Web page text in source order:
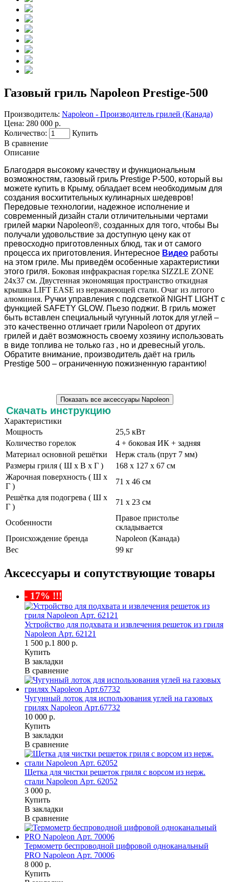
Газовый гриль Napoleon Prestige-500
Производитель: Napoleon - Производитель грилей (Канада)
Цена: 280 000 р.
Количество:
Купить
В сравнение
Описание
Благодаря высокому качеству и функциональным
возможностям, газовый гриль Prestige P-500, который вы
можете купить в Крыму, обладает всем необходимым для
создания восхитительных кулинарных шедевров!
Передовые технологии, надежное исполнение и
современный дизайн стали отличительными чертами
грилей марки Napoleon®, созданных для того, чтобы Вы
получали удовольствие за доступную цену как от
превосходно приготовленных блюд, так и от самого
процесса их приготовления. Интересное Видео работы
на этом гриле. Мы приведём особенные характеристики
этого гриля. Боковая инфракрасная горелка SIZZLE ZONE
24х37 см. Двустенная экономящая пространство откидная
крышка LIFT EASE из нержавеющей стали. Очаг из литого
алюминия. Ручки управления с подсветкой NIGHT LIGHT с
функцией SAFETY GLOW. Пьезо поджиг. В гриль может
быть вставлен специальный чугунный лоток для углей –
это качественно отличает грили Napoleon от других
грилей и даёт возможность своему хозяину использовать
в виде топлива не только газ , но и древесный уголь.
Обратите внимание, производитель даёт на гриль
Prestige 500 – ограниченную пожизненную гарантию!
Скачать инструкцию
Характеристики
Мощность
25,5 кВт
Количество горелок
4 + боковая ИК + задняя
Материал основной решётки
Нерж сталь (прут 7 мм)
Размеры гриля ( Ш х В х Г )
168 х 127 х 67 см
Жарочная поверхность ( Ш х
Г )
71 х 46 см
Решётка для подогрева ( Ш х
Г )
71 х 23 см
Особенности
Правое пристолье
складывается
Происхождение бренда
Napoleon (Канада)
Вес
99 кг
Аксессуары и сопутствующие товары
- 17% !!!
Устройство для подхвата и извлечения решеток из гриля
Napoleon Арт. 62121
1 500 р.1 800 р.
Купить
В закладки
В сравнение
Чугунный лоток для использования углей на газовых
грилях Napoleon Арт.67732
10 000 р.
Купить
В закладки
В сравнение
Щетка для чистки решеток гриля с ворсом из нерж.
стали Napoleon Арт. 62052
3 000 р.
Купить
В закладки
В сравнение
Термометр беспроводной цифровой одноканальный
PRO Napoleon Арт. 70006
8 000 р.
Купить